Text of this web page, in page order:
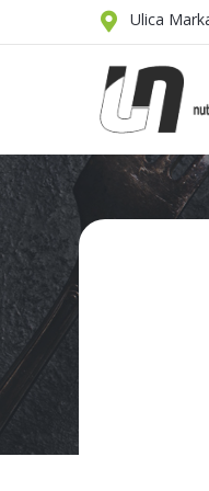
Ulica